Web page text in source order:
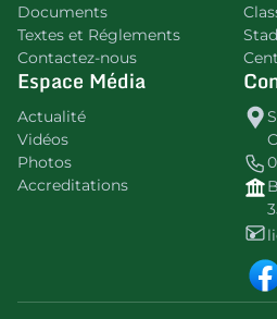
Documents
Textes et Réglements
Contactez-nous
Espace Média
Actualité
Vidéos
Photos
Accreditations